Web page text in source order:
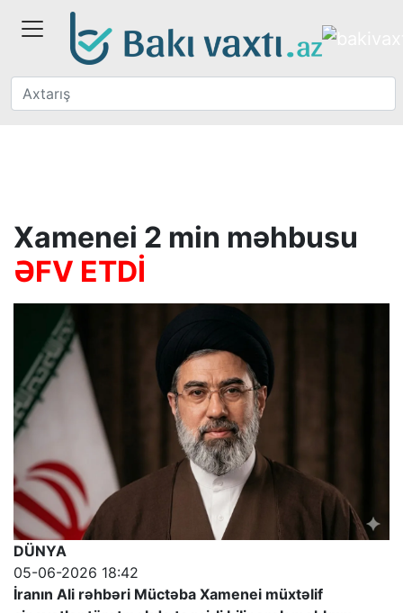
Xamenei 2 min məhbusu
ƏFV ETDİ
DÜNYA
05-06-2026 18:42
İranın Ali rəhbəri Müctəba Xamenei müxtəlif